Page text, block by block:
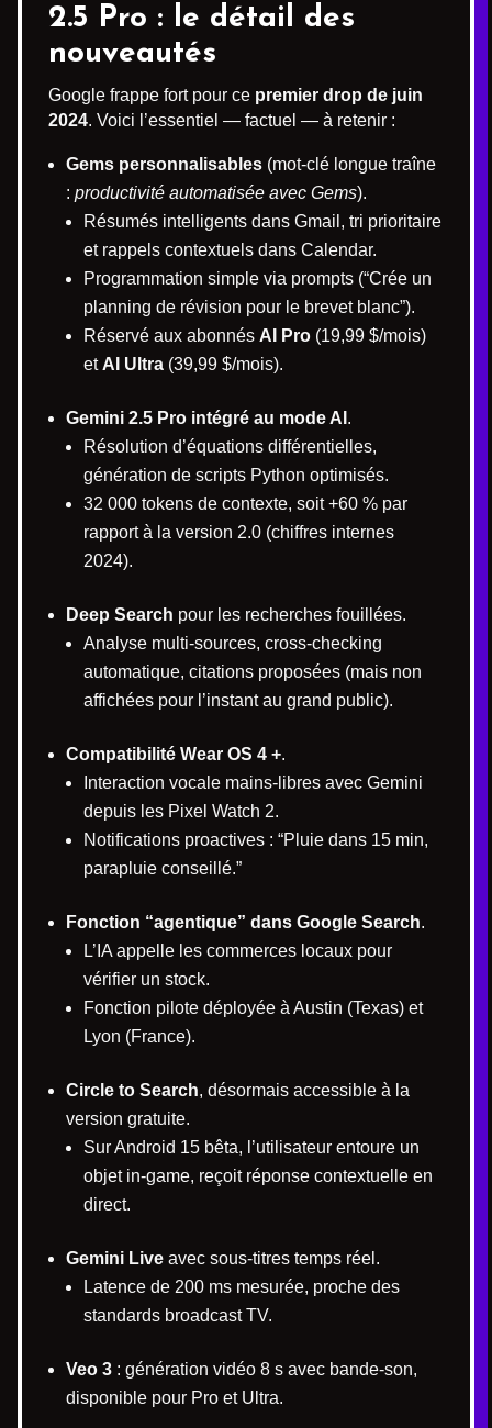
2.5 Pro : le détail des
nouveautés
Google frappe fort pour ce premier drop de juin
2024. Voici l’essentiel — factuel — à retenir :
Gems personnalisables (mot-clé longue traîne
: productivité automatisée avec Gems).
Résumés intelligents dans Gmail, tri prioritaire
et rappels contextuels dans Calendar.
Programmation simple via prompts (“Crée un
planning de révision pour le brevet blanc”).
Réservé aux abonnés AI Pro (19,99 $/mois)
et AI Ultra (39,99 $/mois).
Gemini 2.5 Pro intégré au mode AI .
Résolution d’équations différentielles,
génération de scripts Python optimisés.
32 000 tokens de contexte, soit +60 % par
rapport à la version 2.0 (chiffres internes
2024).
Deep Search pour les recherches fouillées.
Analyse multi-sources, cross-checking
automatique, citations proposées (mais non
affichées pour l’instant au grand public).
Compatibilité Wear OS 4 +.
Interaction vocale mains-libres avec Gemini
depuis les Pixel Watch 2.
Notifications proactives : “Pluie dans 15 min,
parapluie conseillé.”
Fonction “agentique” dans Google Search.
L’IA appelle les commerces locaux pour
vérifier un stock.
Fonction pilote déployée à Austin (Texas) et
Lyon (France).
Circle to Search, désormais accessible à la
version gratuite.
Sur Android 15 bêta, l’utilisateur entoure un
objet in-game, reçoit réponse contextuelle en
direct.
Gemini Live avec sous-titres temps réel.
Latence de 200 ms mesurée, proche des
standards broadcast TV.
Veo 3 : génération vidéo 8 s avec bande-son,
disponible pour Pro et Ultra.